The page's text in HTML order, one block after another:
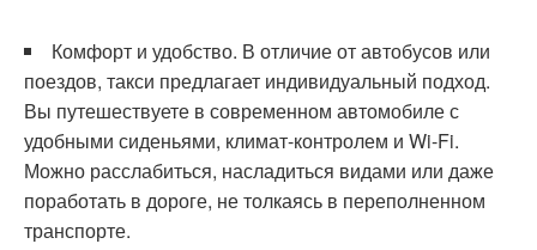
Комфорт и удобство. В отличие от автобусов или
поездов, такси предлагает индивидуальный подход.
Вы путешествуете в современном автомобиле с
удобными сиденьями, климат-контролем и Wi-Fi.
Можно расслабиться, насладиться видами или даже
поработать в дороге, не толкаясь в переполненном
транспорте.